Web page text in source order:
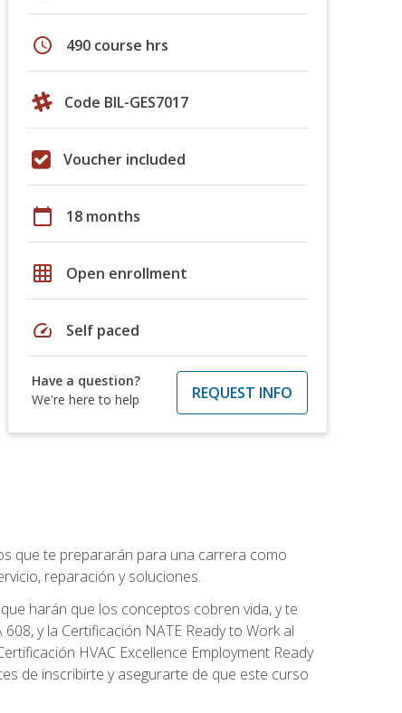
schedule 490 course hrs
Code BIL-GES7017
Voucher included
calendar_today 18 months
grid_on Open enrollment
speed Self paced
Have a question?
We're here to help
REQUEST INFO
que te prepararán para una carrera como
reparación y soluciones.
harán que los conceptos cobren vida, y te
y la Certificación NATE Ready to Work al
HVAC Excellence Employment Ready
de inscribirte y asegurarte de que este curso